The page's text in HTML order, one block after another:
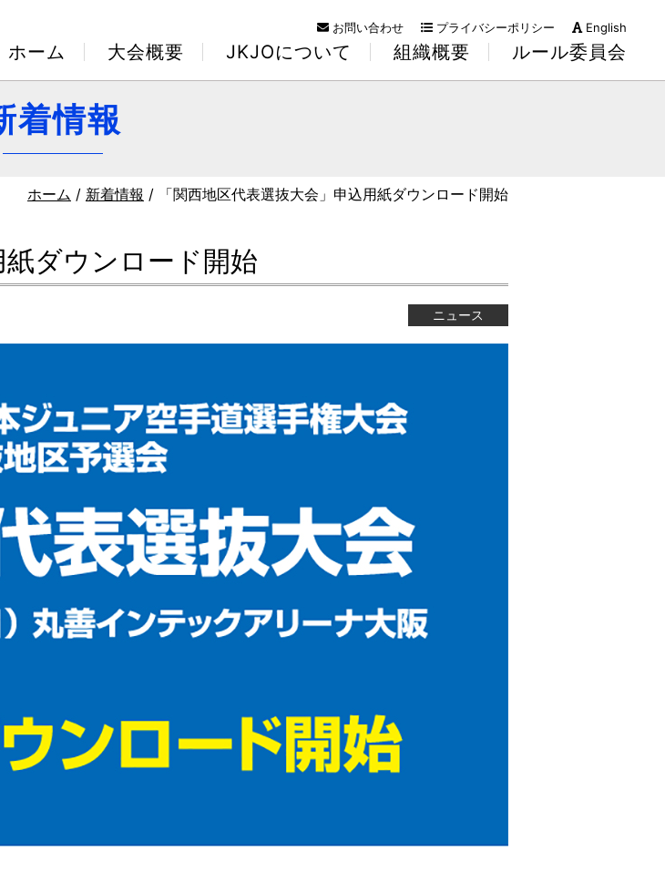
お問い合わせ プライバシーポリシー English
ホーム 大会概要 JKJOについて 組織概要 ルール委員会
着情報
ホーム / 新着情報 / 「関西地区代表選抜大会」申込用紙ダウンロード開始
紙ダウンロード開始
ニュース